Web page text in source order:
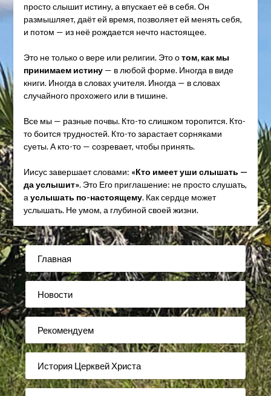
просто слышит истину, а впускает её в себя. Он
размышляет, даёт ей время, позволяет ей менять себя,
и потом — из неё рождается нечто настоящее.
Это не только о вере или религии. Это отом, как мы
принимаем истину— в любой форме. Иногда в виде
книги. Иногда в словах учителя. Иногда — в словах
случайного прохожего или в тишине.
Все мы — разные почвы. Кто-то слишком торопится. Кто-
то боится трудностей. Кто-то зарастает сорняками
суеты. А кто-то — созревает, чтобы принять.
Иисус завершает словами: «Кто имеет уши слышать —
да услышит». Это Его приглашение: не просто слушать,
а услышать по-настоящему. Как сердце может
услышать. Не умом, а глубиной своей жизни.
Главная
Новости
Рекомендуем
История Церквей Христа